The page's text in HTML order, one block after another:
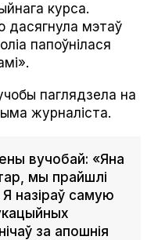
курса.
дасягнула мэтаў
папоўнілася
паглядзела на
журналіста.
вучобай: «Яна
мы прайшлі
назіраў самую
за апошнія